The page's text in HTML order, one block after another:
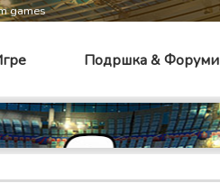
games
Подршка & Форуми